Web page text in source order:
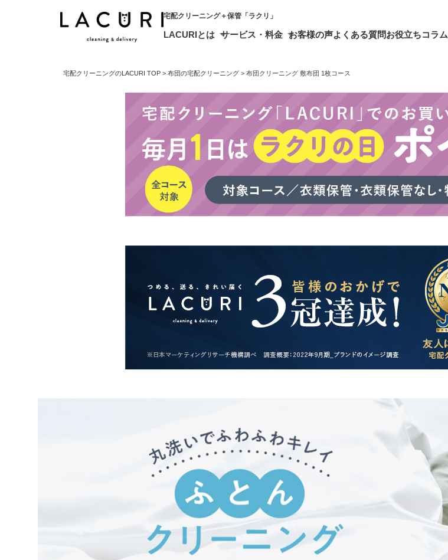
宅配クリーニング＋保管「ラクリ」
LACURIとは サービス・料金 お客様の声よくある質問お役立ちコラム
宅配クリーニングのLACURI TOP 布団の宅配クリーニング 布団クリーニング 敷布団 1枚コース